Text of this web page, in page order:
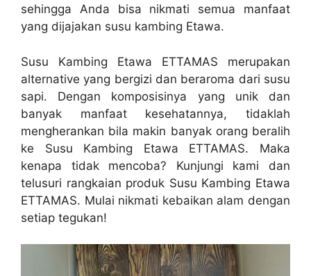
sehingga Anda bisa nikmati semua manfaat
yang dijajakan susu kambing Etawa.
Susu Kambing Etawa ETTAMAS merupakan
alternative yang bergizi dan beraroma dari susu
sapi. Dengan komposisinya yang unik dan
banyak manfaat kesehatannya, tidaklah
mengherankan bila makin banyak orang beralih
ke Susu Kambing Etawa ETTAMAS. Maka
kenapa tidak mencoba? Kunjungi kami dan
telusuri rangkaian produk Susu Kambing Etawa
ETTAMAS. Mulai nikmati kebaikan alam dengan
setiap tegukan!